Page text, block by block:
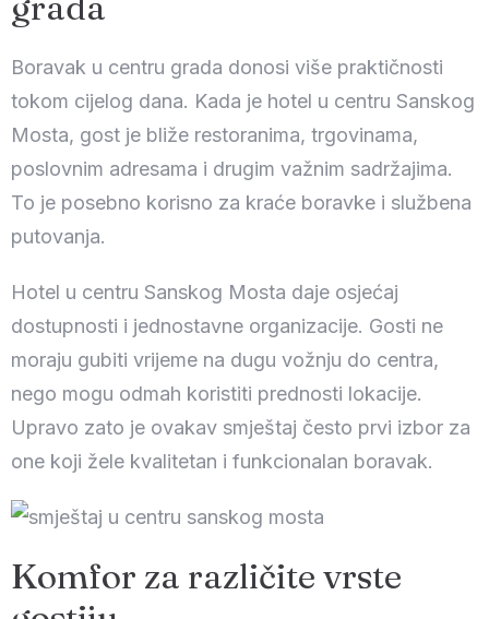
Boravak u centru grada donosi više praktičnosti
tokom cijelog dana. Kada je hotel u centru Sanskog
Mosta, gost je bliže restoranima, trgovinama,
poslovnim adresama i drugim važnim sadržajima.
To je posebno korisno za kraće boravke i službena
putovanja.
Hotel u centru Sanskog Mosta daje osjećaj
dostupnosti i jednostavne organizacije. Gosti ne
moraju gubiti vrijeme na dugu vožnju do centra,
nego mogu odmah koristiti prednosti lokacije.
Upravo zato je ovakav smještaj često prvi izbor za
one koji žele kvalitetan i funkcionalan boravak.
Komfor za različite vrste